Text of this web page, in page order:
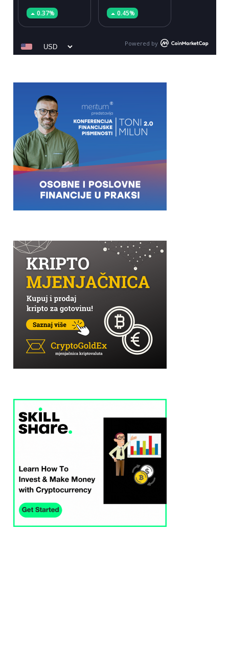
0.37% 0.45%
Powered by